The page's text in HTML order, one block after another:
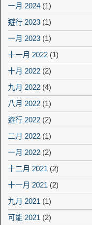
一月 2024 (1)
遊行 2023 (1)
一月 2023 (1)
十一月 2022 (1)
十月 2022 (2)
九月 2022 (4)
八月 2022 (1)
遊行 2022 (2)
二月 2022 (1)
一月 2022 (2)
十二月 2021 (2)
十一月 2021 (2)
九月 2021 (1)
可能 2021 (2)